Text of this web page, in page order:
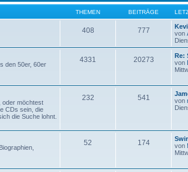
THEMEN BEITRÄGE
408 777
von
den 50er, 60er
4331 20273
Re:
von
oder möchtest
CDs sein, die
die Suche lohnt.
232 541
von
52 174
von